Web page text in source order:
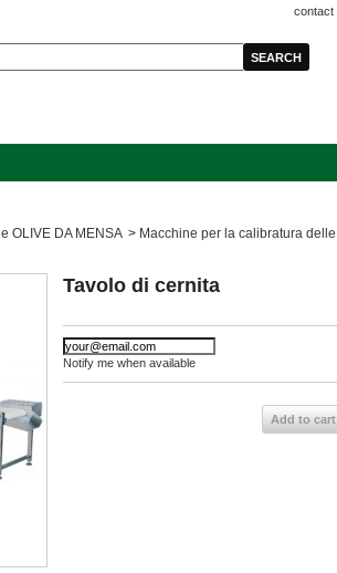
contact
OLIVE DA MENSA > Macchine per la calibratura delle
Tavolo di cernita
Notify me when available
Add to cart